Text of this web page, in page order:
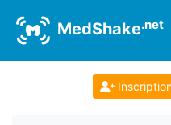
MedShake.net